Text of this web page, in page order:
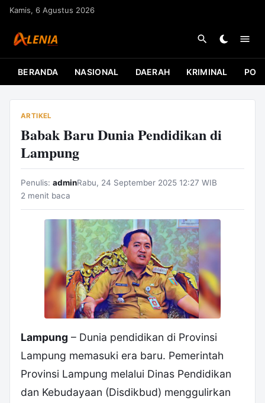
u
Kamis, 6 Agustus 2026
BERANDA NASIONAL DAERAH KRIMINAL
ARTIKEL
Babak Baru Dunia Pendidikan di
Lampung
Penulis: adminRabu, 24 September 2025 12:27 WIB
2 menit baca
Lampung – Dunia pendidikan di Provinsi
Lampung memasuki era baru. Pemerintah
Provinsi Lampung melalui Dinas Pendidikan
dan Kebudayaan (Disdikbud) menggulirkan